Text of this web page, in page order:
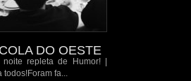
DO OESTE
noite repleta de Humor! |
todos!Foram fa...